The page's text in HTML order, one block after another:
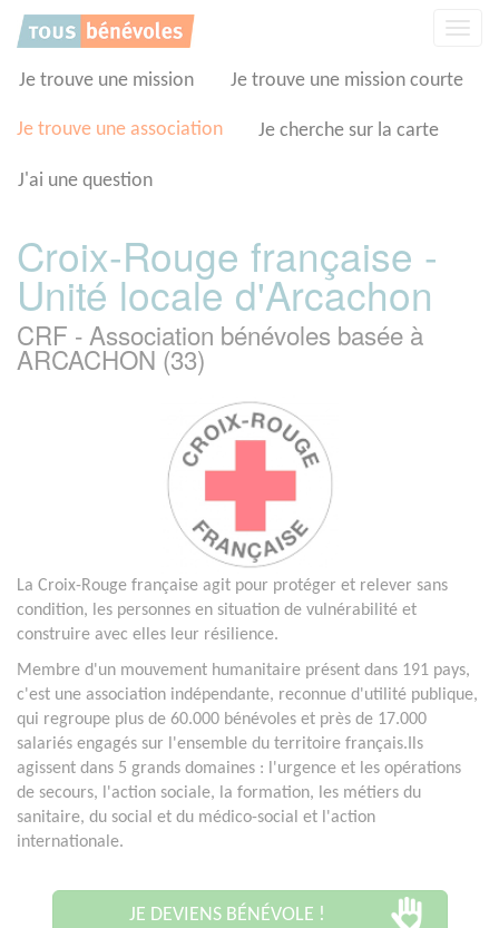
Je trouve une mission Je trouve une mission courte
Je trouve une association Je cherche sur la carte
J'ai une question
Croix-Rouge française -
Unité locale d'Arcachon
CRF - Association bénévoles basée à
ARCACHON (33)
La Croix-Rouge française agit pour protéger et relever sans
condition, les personnes en situation de vulnérabilité et
construire avec elles leur résilience.
Membre d'un mouvement humanitaire présent dans 191 pays,
c'est une association indépendante, reconnue d'utilité publique,
qui regroupe plus de 60.000 bénévoles et près de 17.000
salariés engagés sur l'ensemble du territoire français.Ils
agissent dans 5 grands domaines : l'urgence et les opérations
de secours, l'action sociale, la formation, les métiers du
sanitaire, du social et du médico-social et l'action
internationale.
JE DEVIENS BÉNÉVOLE !
Panneau de gestion des cookies